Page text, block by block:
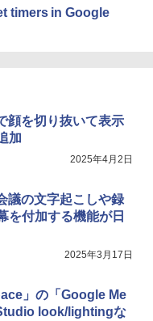
timers in Google
顔を切り抜いて表示
加
2025年4月2日
議の文字起こしや録
を付加する機能が日
2025年3月17日
」の「Google Me
look/lightingな